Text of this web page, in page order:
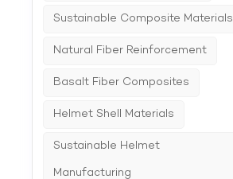
Sustainable Composite Materials
Natural Fiber Reinforcement
Basalt Fiber Composites
Helmet Shell Materials
Sustainable Helmet
Manufacturing